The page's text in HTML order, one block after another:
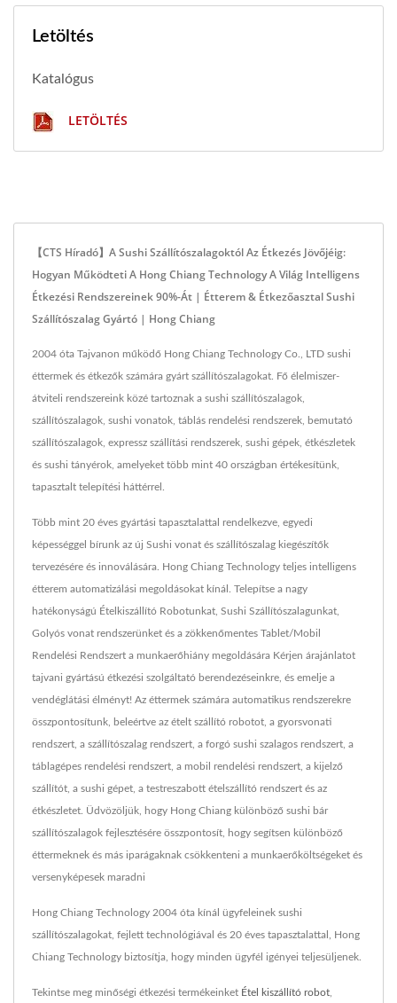
Letöltés
Katalógus
LETÖLTÉS
【CTS Híradó】A Sushi Szállítószalagoktól Az Étkezés Jövőjéig:
Hogyan Működteti A Hong Chiang Technology A Világ Intelligens
Étkezési Rendszereinek 90%-Át | Étterem & Étkezőasztal Sushi
Szállítószalag Gyártó | Hong Chiang
2004 óta Tajvanon működő Hong Chiang Technology Co., LTD sushi
éttermek és étkezők számára gyárt szállítószalagokat. Fő élelmiszer-
átviteli rendszereink közé tartoznak a sushi szállítószalagok,
szállítószalagok, sushi vonatok, táblás rendelési rendszerek, bemutató
szállítószalagok, expressz szállítási rendszerek, sushi gépek, étkészletek
és sushi tányérok, amelyeket több mint 40 országban értékesítünk,
tapasztalt telepítési háttérrel.
Több mint 20 éves gyártási tapasztalattal rendelkezve, egyedi
képességgel bírunk az új Sushi vonat és szállítószalag kiegészítők
tervezésére és innoválására. Hong Chiang Technology teljes intelligens
étterem automatizálási megoldásokat kínál. Telepítse a nagy
hatékonyságú Ételkiszállító Robotunkat, Sushi Szállítószalagunkat,
Golyós vonat rendszerünket és a zökkenőmentes Tablet/Mobil
Rendelési Rendszert a munkaerőhiány megoldására Kérjen árajánlatot
tajvani gyártású étkezési szolgáltató berendezéseinkre, és emelje a
vendéglátási élményt! Az éttermek számára automatikus rendszerekre
összpontosítunk, beleértve az ételt szállító robotot, a gyorsvonati
rendszert, a szállítószalag rendszert, a forgó sushi szalagos rendszert, a
táblagépes rendelési rendszert, a mobil rendelési rendszert, a kijelző
szállítót, a sushi gépet, a testreszabott ételszállító rendszert és az
étkészletet. Üdvözöljük, hogy Hong Chiang különböző sushi bár
szállítószalagok fejlesztésére összpontosít, hogy segítsen különböző
éttermeknek és más iparágaknak csökkenteni a munkaerőköltségeket és
versenyképesek maradni
Hong Chiang Technology 2004 óta kínál ügyfeleinek sushi
szállítószalagokat, fejlett technológiával és 20 éves tapasztalattal, Hong
Chiang Technology biztosítja, hogy minden ügyfél igényei teljesüljenek.
Tekintse meg minőségi étkezési termékeinket Étel kiszállító robot